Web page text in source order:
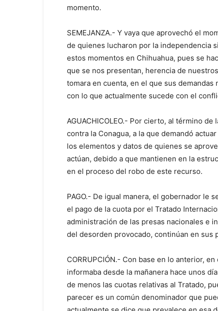
momento.
SEMEJANZA.- Y vaya que aprovechó el
de quienes lucharon por la independencia
estos momentos en Chihuahua, pues se
que se nos presentan, herencia de
tomara en cuenta, en el que sus
con lo que actualmente sucede con el
AGUACHICOLEO.- Por cierto, al término
contra la Conagua, a la que demandó
los elementos y datos de quienes se
actúan, debido a que mantienen en la
en el proceso del robo de este recurso.
PAGO.- De igual manera, el gobernador le
el pago de la cuota por el Tratado
administración de las presas nacionales e
del desorden provocado, continúan en sus
CORRUPCIÓN.- Con base en lo anterior,
informaba desde la mañanera hace unos
de menos las cuotas relativas al Tratado,
parecer es un común denominador que